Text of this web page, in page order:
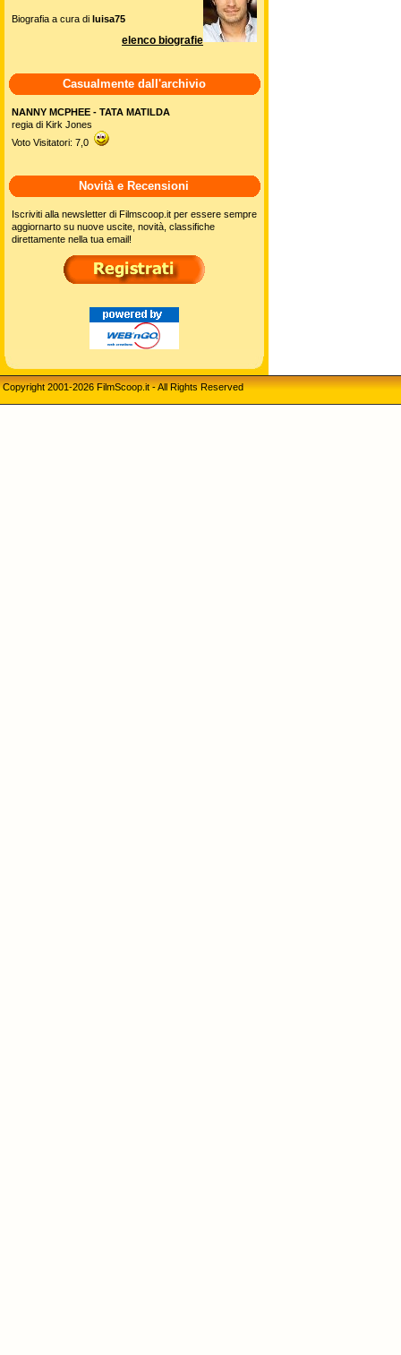
Biografia a cura di luisa75
elenco biografie
Casualmente dall'archivio
NANNY MCPHEE - TATA MATILDA
regia di Kirk Jones
Voto Visitatori: 7,0
Novità e Recensioni
Iscriviti alla newsletter di Filmscoop.it per essere sempre
aggiornarto su nuove uscite, novità, classifiche
direttamente nella tua email!
Copyright 2001-2026 FilmScoop.it - All Rights Reserved